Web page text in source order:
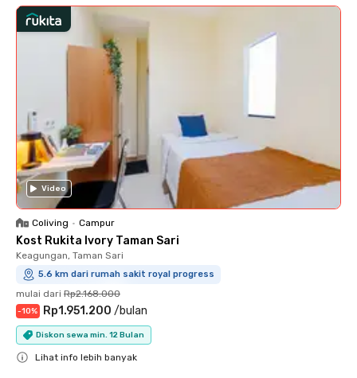
Video
Coliving • Campur
Kost Rukita Ivory Taman Sari
Keagungan, Taman Sari
5.6 km dari rumah sakit royal progress
mulai dari Rp2.168.000
-10% Rp1.951.200 /bulan
Diskon sewa min. 12 Bulan
Lihat info lebih banyak